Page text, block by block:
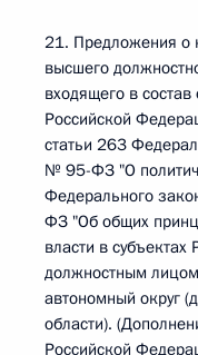
21. Предложения о
высшего
входящего в состав
Российской
статьи 263
№ 95-ФЗ "О
Федерального
ФЗ "Об общих
власти в
должностным лицом
автономный округ
области).
Российской